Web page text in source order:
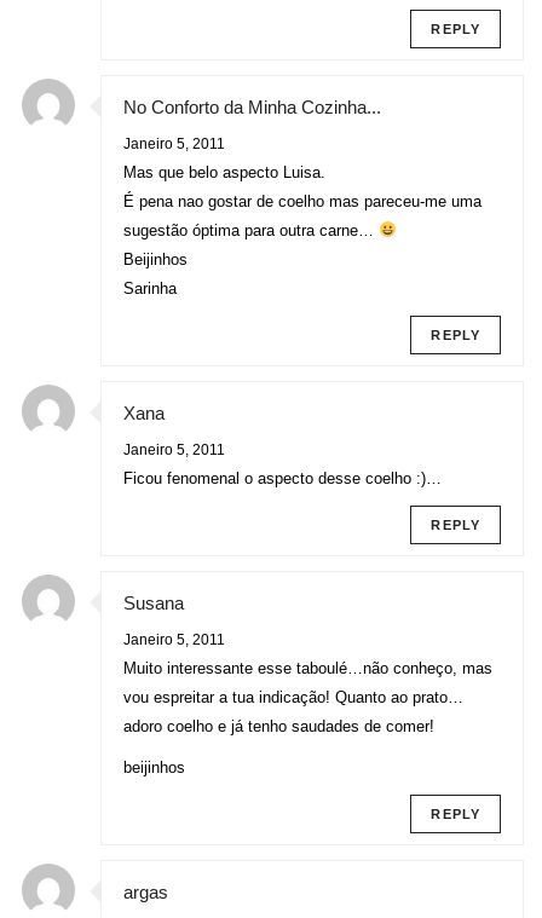
REPLY
No Conforto da Minha Cozinha...
Janeiro 5, 2011
Mas que belo aspecto Luisa.
É pena nao gostar de coelho mas pareceu-me uma
sugestão óptima para outra carne…
Beijinhos
Sarinha
REPLY
Xana
Janeiro 5, 2011
Ficou fenomenal o aspecto desse coelho :)…
REPLY
Susana
Janeiro 5, 2011
Muito interessante esse taboulé…não conheço, mas
vou espreitar a tua indicação! Quanto ao prato…
adoro coelho e já tenho saudades de comer!
beijinhos
REPLY
argas